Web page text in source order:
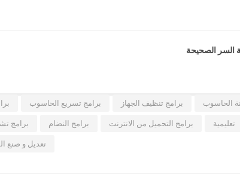
السر الصحيحة
برامج تسريع الحاسوب برامج تنظيف الجهاز الحاسوب
برامج برامج النضام برامج التحميل من الانترنت تعليمية
تعديل و صنع